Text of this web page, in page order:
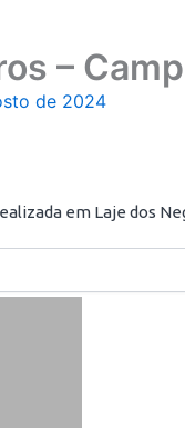
–
de 2024
em Laje dos